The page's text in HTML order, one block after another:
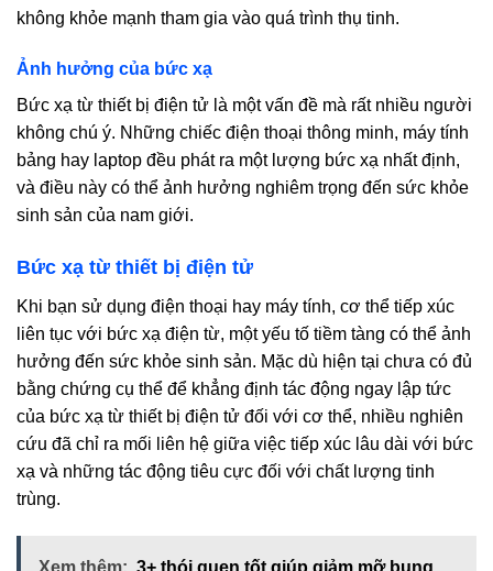
không khỏe mạnh tham gia vào quá trình thụ tinh.
Ảnh hưởng của bức xạ
Bức xạ từ thiết bị điện tử là một vấn đề mà rất nhiều người
không chú ý. Những chiếc điện thoại thông minh, máy tính
bảng hay laptop đều phát ra một lượng bức xạ nhất định,
và điều này có thể ảnh hưởng nghiêm trọng đến sức khỏe
sinh sản của nam giới.
Bức xạ từ thiết bị điện tử
Khi bạn sử dụng điện thoại hay máy tính, cơ thể tiếp xúc
liên tục với bức xạ điện từ, một yếu tố tiềm tàng có thể ảnh
hưởng đến sức khỏe sinh sản. Mặc dù hiện tại chưa có đủ
bằng chứng cụ thể để khẳng định tác động ngay lập tức
của bức xạ từ thiết bị điện tử đối với cơ thể, nhiều nghiên
cứu đã chỉ ra mối liên hệ giữa việc tiếp xúc lâu dài với bức
xạ và những tác động tiêu cực đối với chất lượng tinh
trùng.
Xem thêm: 3+ thói quen tốt giúp giảm mỡ bụng